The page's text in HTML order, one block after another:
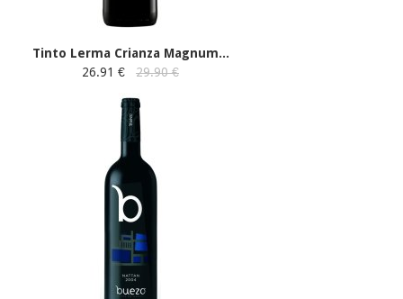
Tinto Lerma Crianza Magnum...
26.91 €
29.90 €